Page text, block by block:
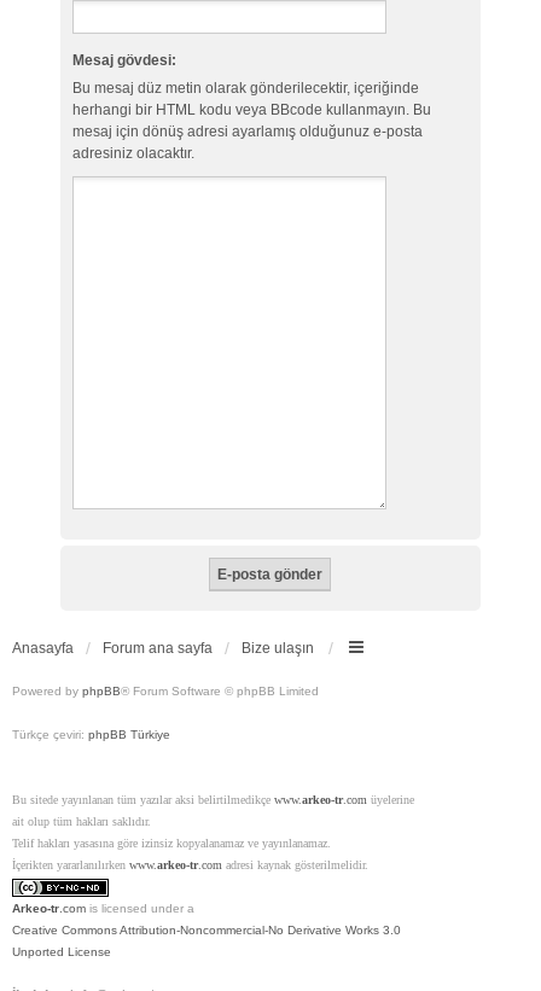
Mesaj gövdesi:
Bu mesaj düz metin olarak gönderilecektir, içeriğinde
herhangi bir HTML kodu veya BBcode kullanmayın. Bu
mesaj için dönüş adresi ayarlamış olduğunuz e-posta
adresiniz olacaktır.
Anasayfa Forum ana sayfa Bize ulaşın
Powered by phpBB® Forum Software © phpBB Limited
Türkçe çeviri: phpBB Türkiye
Bu sitede yayınlanan tüm yazılar aksi belirtilmedikçe www.arkeo-tr.com üyelerine
ait olup tüm hakları saklıdır.
Telif hakları yasasına göre izinsiz kopyalanamaz ve yayınlanamaz.
İçerikten yararlanılırken www.arkeo-tr.com adresi kaynak gösterilmelidir.
Arkeo-tr .com is licensed under a
Creative Commons Attribution-Noncommercial-No Derivative Works 3.0
Unported License